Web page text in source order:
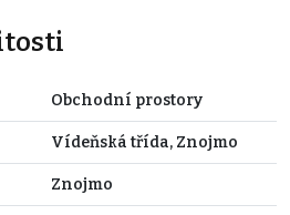
Obchodní prostory
Vídeňská třída, Znojmo
Znojmo